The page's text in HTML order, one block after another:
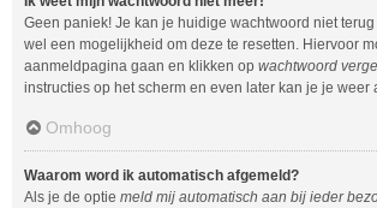
Geen paniek! Je kan je huidige wachtwoord niet
wel een mogelijkheid om deze te resetten. Hiervoor
aanmeldpagina gaan en klikken op wachtwoord
instructies op het scherm en even later kan je je weer
Omhoog
Waarom word ik automatisch afgemeld?
Als je de optie meld mij automatisch aan bij ieder